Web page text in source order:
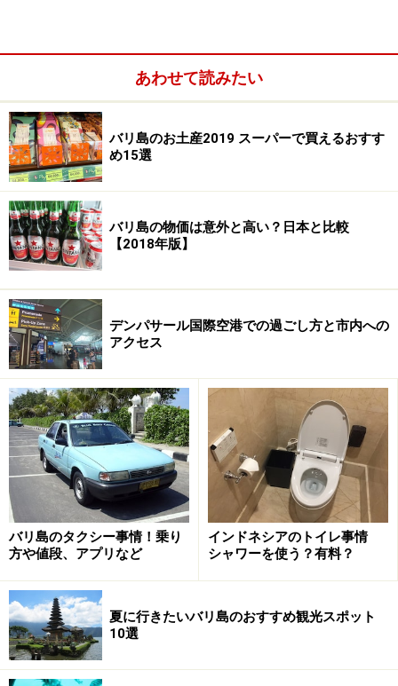
近年、注目されているバージンココナッツオイルは精製
されていないものを言います。酵素などの栄養素がその
まま残り、独特の甘い香りがします。保湿としてフェイ
スケア、ヘアケア、ボディケアとして使うほか、赤ちゃ
んの脂漏性皮膚炎にも効果があるとされています。バリ
島では患部にやさしくオイルをぬって、温かいタオルで
拭きとって使っています。また、ココナッツオイルは酸
化しにくく、保湿性に優れており、紫外線をやさしくカ
ットすると言われているので、夏の日焼けによる乾燥肌
にも最適な天然のトリリートメントです。 食品として身
体の中に取り込むこともできるので、ここでは非常に重
宝されています。
ナチュラル・コスメプロダクツの店「ココ
ナ」
スミニャックスクエア横のジャクション・レストランの脇に
あります
まずはスミニャック地域の「ココナ」というナチュラ
あわせて読みたい
バリ島のお土産2019 スーパーで買えるおすす
め15選
バリ島の物価は意外と高い？日本と比較
【2018年版】
デンパサール国際空港での過ごし方と市内への
アクセス
バリ島のタクシー事情！乗り
方や値段、アプリなど
インドネシアのトイレ事情
シャワーを使う？有料？
夏に行きたいバリ島のおすすめ観光スポット
10選